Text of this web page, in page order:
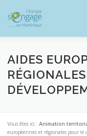
contenu
PROGRAMMES
JE SUIS
AIDES
Vous êtes ici : Animation
européennes et régionales pour le